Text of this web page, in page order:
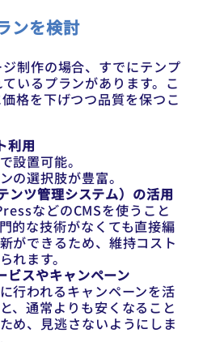
ンを検討
制作の場合、すでにテンプ
いるプランがあります。こ
格を下げつつ品質を保つこ
利用
設置可能。
の選択肢が豊富。
ンツ管理システム）の活用
などのCMSを使うこと
的な技術がなくても直接編
ができるため、維持コスト
れます。
ビスやキャンペーン
行われるキャンペーンを活
、通常よりも安くなること
め、見逃さないようにしま